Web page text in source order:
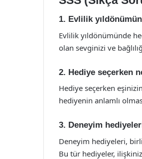
1. Evlilik
Evlilik yıldönümünde
olan sevginizi ve
2. Hediye seçerken
Hediye seçerken
hediyenin anlamlı
3. Deneyim
Deneyim hediyeleri,
Bu tür hediyeler,